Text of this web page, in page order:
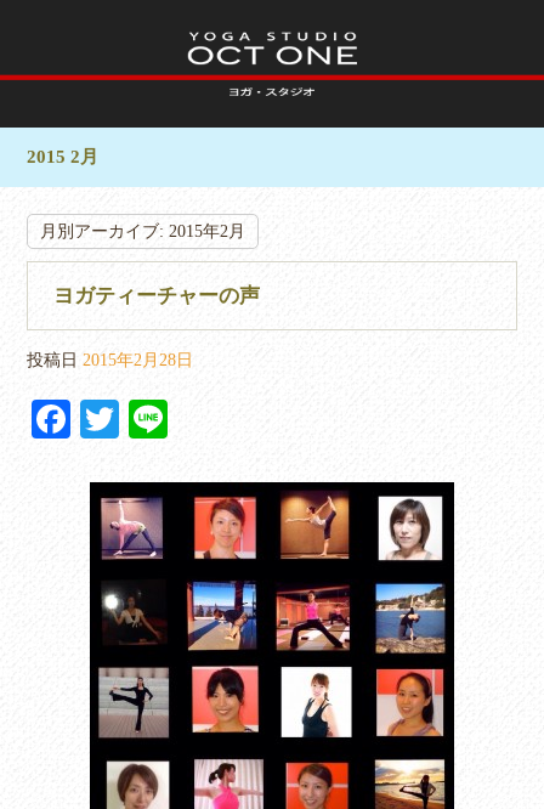
2015 2月
月別アーカイブ:2015年2月
ヨガティーチャーの声
投稿日 2015年2月28日
Fa
bo
ok
T
tte
r